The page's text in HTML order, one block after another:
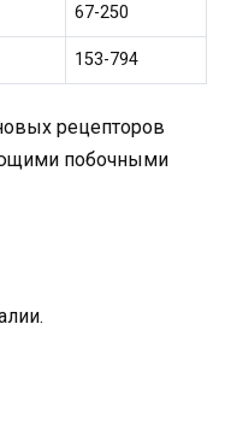
67-250
153-794
рецепторов
побочными